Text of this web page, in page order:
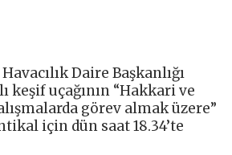
Daire Başkanlığı
uçağının “Hakkari ve
görev almak üzere”
için dün saat 18.34’te